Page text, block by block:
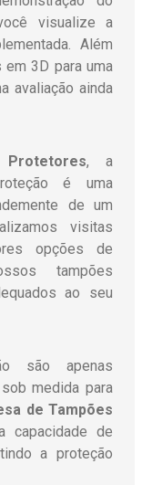
visualize a
Além
3D para uma
avaliação ainda
, a
é uma
de um
visitas
opções de
tampões
ao seu
são apenas
medida para
de Tampões
capacidade de
a proteção